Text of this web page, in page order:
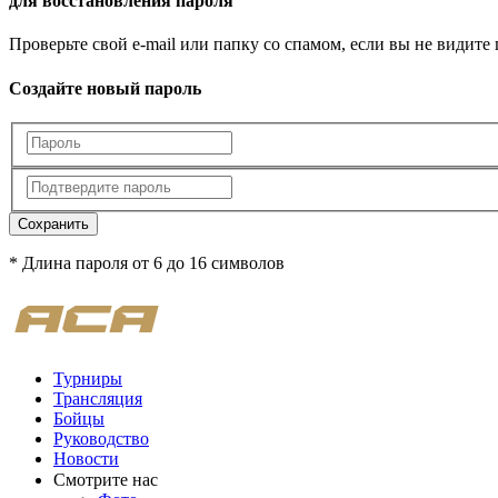
Проверьте свой e-mail или папку со спамом, если вы не видите
Создайте новый пароль
Сохранить
* Длина пароля от 6 до 16 символов
Турниры
Трансляция
Бойцы
Руководство
Новости
Смотрите нас